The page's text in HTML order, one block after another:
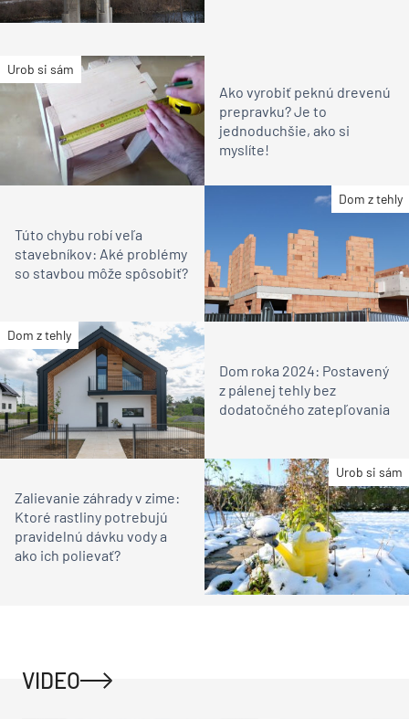
Urob si sám
Ako vyrobiť peknú drevenú
prepravku? Je to
jednoduchšie, ako si
myslíte!
Dom z tehly
Túto chybu robí veľa
stavebníkov: Aké problémy
so stavbou môže spôsobiť?
Dom z tehly
Dom roka 2024: Postavený
z pálenej tehly bez
dodatočného zatepľovania
Urob si sám
Zalievanie záhrady v zime:
Ktoré rastliny potrebujú
pravidelnú dávku vody a
ako ich polievať?
VIDEO